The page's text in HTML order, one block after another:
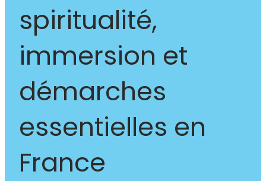
spiritualité,
immersion et
démarches
essentielles en
France